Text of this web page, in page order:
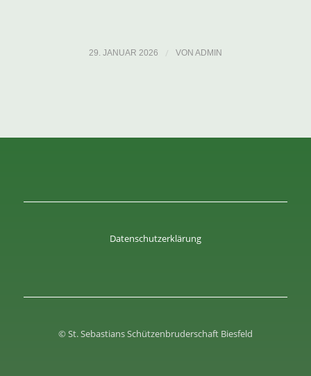
29. JANUAR 2026 / VON ADMIN
Datenschutzerklärung
© St. Sebastians Schützenbruderschaft Biesfeld